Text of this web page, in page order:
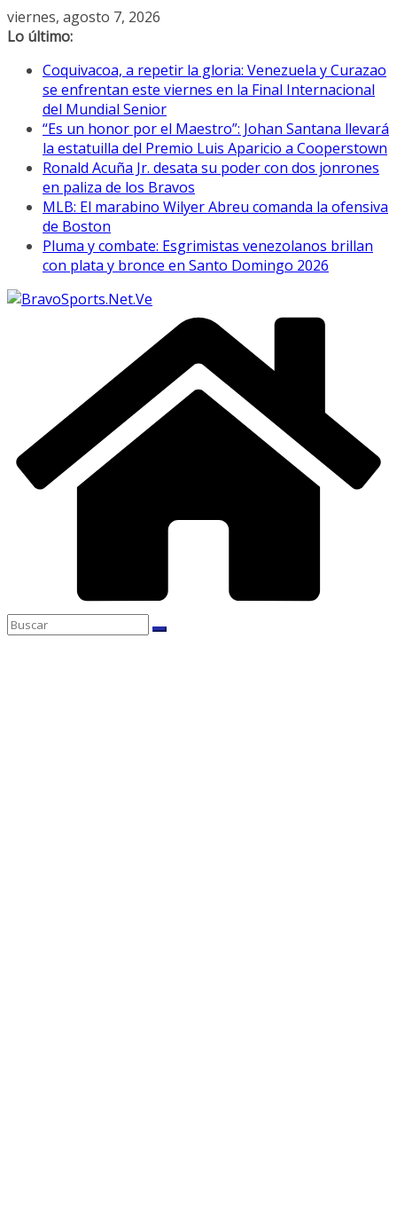
Saltar
al
viernes, agosto 7, 2026
Lo último:
Coquivacoa, a repetir la gloria: Venezuela y Curazao
se enfrentan este viernes en la Final Internacional
del Mundial Senior
“Es un honor por el Maestro”: Johan Santana llevará
la estatuilla del Premio Luis Aparicio a Cooperstown
Ronald Acuña Jr. desata su poder con dos jonrones
en paliza de los Bravos
MLB: El marabino Wilyer Abreu comanda la ofensiva
de Boston
Pluma y combate: Esgrimistas venezolanos brillan
con plata y bronce en Santo Domingo 2026